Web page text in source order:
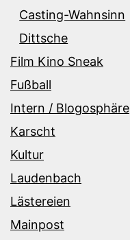
Casting-Wahnsinn
Dittsche
Film Kino Sneak
Fußball
Intern / Blogosphäre
Karscht
Kultur
Laudenbach
Lästereien
Mainpost